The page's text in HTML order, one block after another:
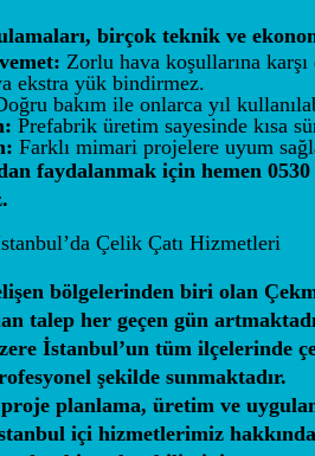
birçok teknik ve
Zorlu hava koşullarına karşı
ekstra yük bindirmez.
bakım ile onlarca yıl
Prefabrik üretim sayesinde kısa
Farklı mimari projelere uyum
faydalanmak için hemen
Çelik Çatı Hizmetleri
bölgelerinden biri olan
talep her geçen gün
İstanbul’un tüm ilçelerinde
şekilde sunmaktadır.
planlama, üretim ve
içi hizmetlerimiz